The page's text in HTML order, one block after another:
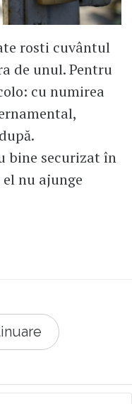
rosti cuvântul
de unul. Pentru
cu numirea
bine securizat în
nu ajunge